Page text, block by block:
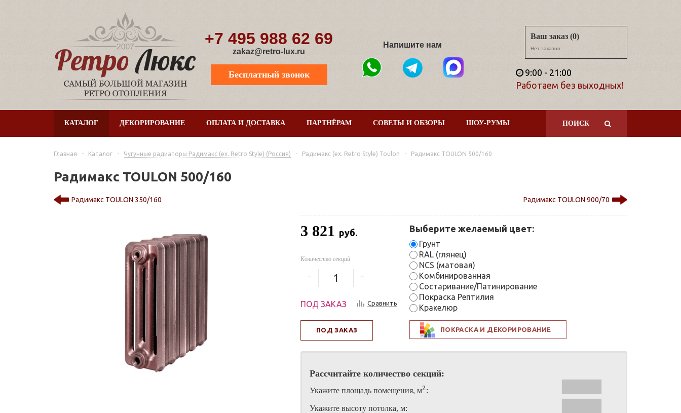
+7 495 988 62 69
zakaz@retro-lux.ru
Бесплатный звонок
Напишите нам
Ваш заказ (0)
Нет заказов
9:00 - 21:00
Работаем без выходных!
ПОИСК
КАТАЛОГ ДЕКОРИРОВАНИЕ ОПЛАТА И ДОСТАВКА ПАРТНЁРАМ СОВЕТЫ И ОБЗОРЫ ШОУ-РУМЫ
Главная - Каталог - Чугунные радиаторы Радимакс (ex. Retro Style) (Россия) - Радимакс (ex. Retro Style) Toulon - Радимакс TOULON 500/160
Радимакс TOULON 500/160
Радимакс TOULON 350/160 Радимакс TOULON 900/70
3 821 руб.
Количество секций
ПОД ЗАКАЗ Сравнить
Выберите желаемый цвет:
Грунт
RAL (глянец)
NCS (матовая)
Комбинированная
Состаривание/Патинирование
Покраска Рептилия
Кракелюр
ПОД ЗАКАЗ ПОКРАСКА И ДЕКОРИРОВАНИЕ
Рассчитайте количество секций:
Укажите площадь помещения, м2:
Укажите высоту потолка, м: